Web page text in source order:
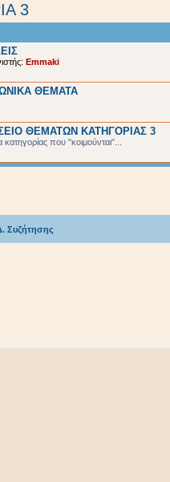
3
Emmaki
ΘΕΜΑΤΑ
ΘΕΜΑΤΩΝ ΚΑΤΗΓΟΡΙΑΣ 3
που "κοιμούνται"...
Συζήτησης